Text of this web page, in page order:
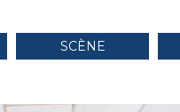
SCÈNE